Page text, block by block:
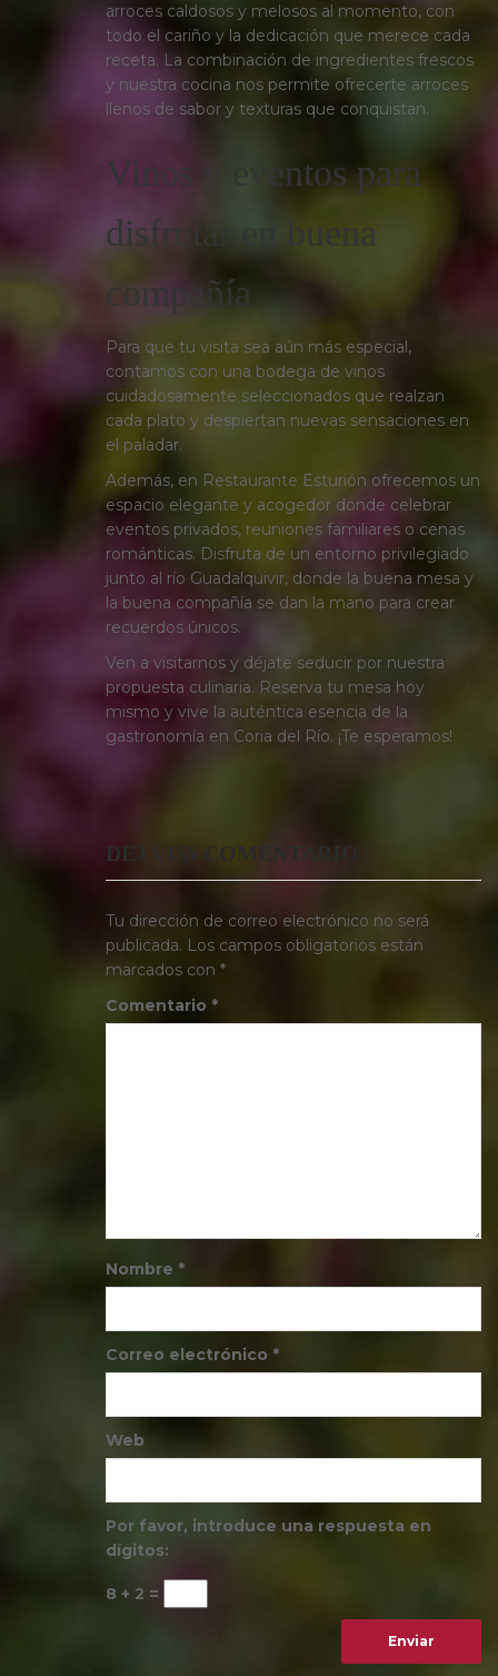
arroces caldosos y melosos al momento, con
todo el cariño y la dedicación que merece cada
receta. La combinación de ingredientes frescos
y nuestra cocina nos permite ofrecerte arroces
llenos de sabor y texturas que conquistan.
Vinos y eventos para
disfrutar en buena
compañía
Para que tu visita sea aún más especial,
contamos con una bodega de vinos
cuidadosamente seleccionados que realzan
cada plato y despiertan nuevas sensaciones en
el paladar.
Además, en Restaurante Esturión ofrecemos un
espacio elegante y acogedor donde celebrar
eventos privados, reuniones familiares o cenas
románticas. Disfruta de un entorno privilegiado
junto al río Guadalquivir, donde la buena mesa y
la buena compañía se dan la mano para crear
recuerdos únicos.
Ven a visitarnos y déjate seducir por nuestra
propuesta culinaria. Reserva tu mesa hoy
mismo y vive la auténtica esencia de la
gastronomía en Coria del Río. ¡Te esperamos!
DEJA UN COMENTARIO
Tu dirección de correo electrónico no será
publicada. Los campos obligatorios están
marcados con *
Comentario *
Nombre *
Correo electrónico *
Web
Por favor, introduce una respuesta en
dígitos:
8 + 2 =